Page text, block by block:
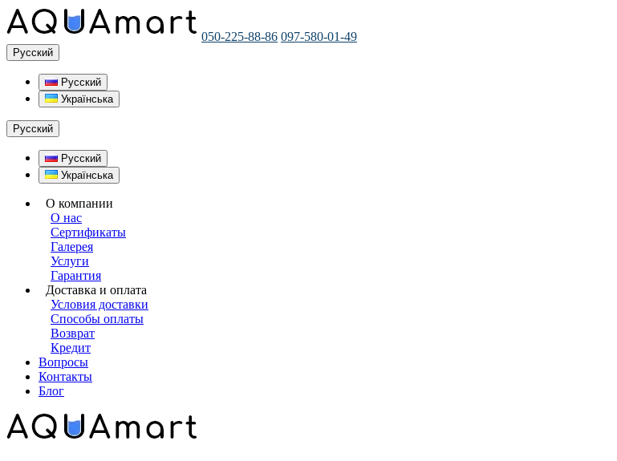
050-225-88-86 097-580-01-49
Русский
Русский
Українська
Русский
Русский
Українська
О компании
О нас
Сертификаты
Галерея
Услуги
Гарантия
Доставка и оплата
Условия доставки
Способы оплаты
Возврат
Кредит
Вопросы
Контакты
Блог